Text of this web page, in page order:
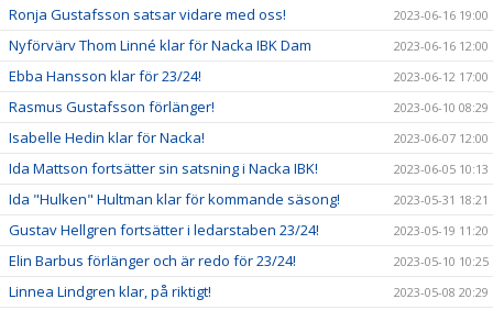
Ronja Gustafsson satsar vidare med oss! 2023-06-16 19:00
Nyförvärv Thom Linné klar för Nacka IBK Dam 2023-06-16 12:00
Ebba Hansson klar för 23/24! 2023-06-12 17:00
Rasmus Gustafsson förlänger! 2023-06-10 08:29
Isabelle Hedin klar för Nacka! 2023-06-07 12:00
Ida Mattson fortsätter sin satsning i Nacka IBK! 2023-06-05 10:13
Ida "Hulken" Hultman klar för kommande säsong! 2023-05-31 18:21
Gustav Hellgren fortsätter i ledarstaben 23/24! 2023-05-19 11:20
Elin Barbus förlänger och är redo för 23/24! 2023-05-10 10:25
Linnea Lindgren klar, på riktigt! 2023-05-08 20:29